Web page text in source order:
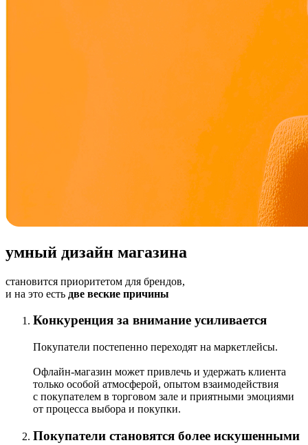
умный дизайн магазина
становится приоритетом для брендов,
и на это есть две веские причины
Конкуренция за внимание усиливается
Покупатели постепенно переходят на маркетлейсы.
Офлайн-магазин может привлечь и удержать клиента
только особой атмосферой, опытом взаимодействия
с покупателем в торговом зале и приятными эмоциями
от процесса выбора и покупки.
Покупатели становятся более искушенными